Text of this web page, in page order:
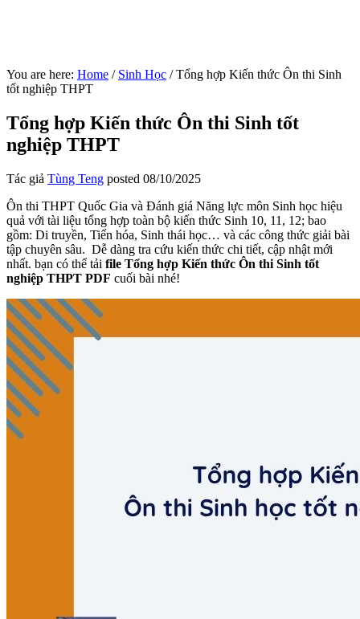
You are here: Home / Sinh Học /Tổng hợp Kiến thức Ôn thi Sinh
tốt nghiệp THPT
Tổng hợp Kiến thức Ôn thi Sinh tốt
nghiệp THPT
Tác giả Tùng Teng posted 08/10/2025
Ôn thi THPT Quốc Gia và Đánh giá Năng lực môn Sinh học hiệu
quả với tài liệu tổng hợp toàn bộ kiến thức Sinh 10, 11, 12; bao
gồm: Di truyền, Tiến hóa, Sinh thái học… và các công thức giải bài
tập chuyên sâu. Dễ dàng tra cứu kiến thức chi tiết, cập nhật mới
nhất. bạn có thể tải file Tổng hợp Kiến thức Ôn thi Sinh tốt
nghiệp THPT PDF cuối bài nhé!